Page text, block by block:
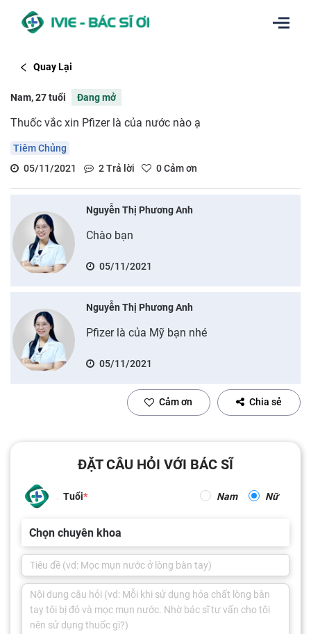
Quay Lại
Nam, 27 tuổi Đang mở
Thuốc vắc xin Pfizer là của nước nào ạ
Tiêm Chủng
05/11/2021
2Trả lời 0Cảm ơn
Nguyễn Thị Phương Anh
Chào bạn
05/11/2021
Nguyễn Thị Phương Anh
Pfizer là của Mỹ bạn nhé
05/11/2021
Cảm ơn Chia sẻ
ĐẶT CÂU HỎI VỚI BÁC SĨ
Tuổi Nam Nữ
Chọn chuyên khoa